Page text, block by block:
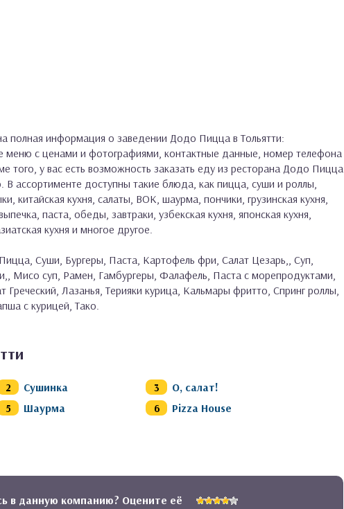
полная информация о заведении Додо Пицца в Тольятти:
меню с ценами и фотографиями, контактные данные, номер телефона
того, у вас есть возможность заказать еду из ресторана Додо Пицца
В ассортименте доступны такие блюда, как пицца, суши и роллы,
китайская кухня, салаты, ВОК, шаурма, пончики, грузинская кухня,
паста, обеды, завтраки, узбекская кухня, японская кухня,
кухня и многое другое.
Суши, Бургеры, Паста, Картофель фри, Салат Цезарь,, Суп,
Мисо суп, Рамен, Гамбургеры, Фалафель, Паста с морепродуктами,
Лазанья, Терияки курица, Кальмары фритто, Спринг роллы,
с курицей, Тако.
Сушинка
О, салат!
Шаурма Pizza House
в данную компанию? Оцените её